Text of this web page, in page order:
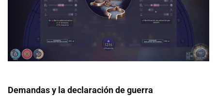
Demandas y la declaración de guerra